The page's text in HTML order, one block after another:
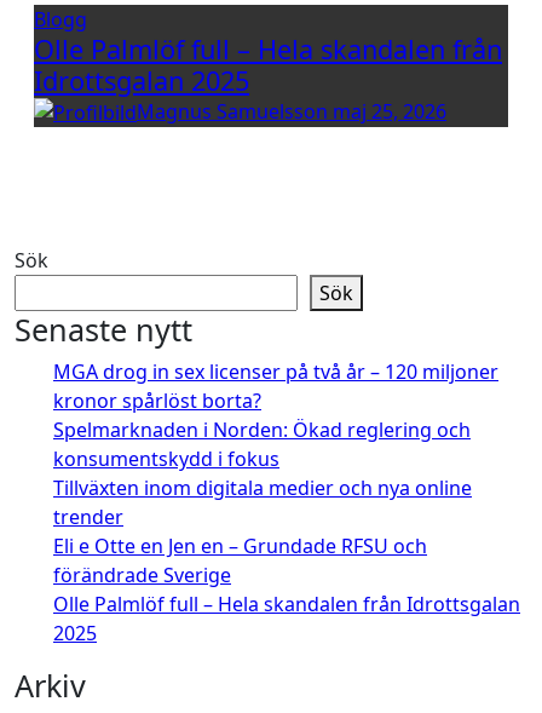
Blogg
Olle Palmlöf full – Hela skandalen från
Idrottsgalan 2025
Magnus Samuelsson maj 25, 2026
Sök
Sök
Senaste nytt
MGA drog in sex licenser på två år – 120 miljoner
kronor spårlöst borta?
Spelmarknaden i Norden: Ökad reglering och
konsumentskydd i fokus
Tillväxten inom digitala medier och nya online
trender
Eli e Otte en Jen en – Grundade RFSU och
förändrade Sverige
Olle Palmlöf full – Hela skandalen från Idrottsgalan
2025
Arkiv